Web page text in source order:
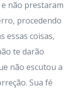
não prestaram
procedendo
essas coisas,
te darão
não escutou a
Sua fé